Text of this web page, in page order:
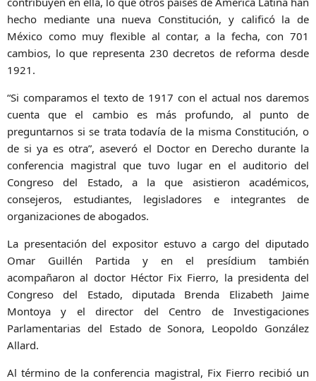
hecho mediante una nueva Constitución, y calificó la de
México como muy flexible al contar, a la fecha, con 701
cambios, lo que representa 230 decretos de reforma desde
1921.
“Si comparamos el texto de 1917 con el actual nos daremos
cuenta que el cambio es más profundo, al punto de
preguntarnos si se trata todavía de la misma Constitución, o
de si ya es otra”, aseveró el Doctor en Derecho durante la
conferencia magistral que tuvo lugar en el auditorio del
Congreso del Estado, a la que asistieron académicos,
consejeros, estudiantes, legisladores e integrantes de
organizaciones de abogados.
La presentación del expositor estuvo a cargo del diputado
Omar Guillén Partida y en el presídium también
acompañaron al doctor Héctor Fix Fierro, la presidenta del
Congreso del Estado, diputada Brenda Elizabeth Jaime
Montoya y el director del Centro de Investigaciones
Parlamentarias del Estado de Sonora, Leopoldo González
Allard.
Al término de la conferencia magistral, Fix Fierro recibió un